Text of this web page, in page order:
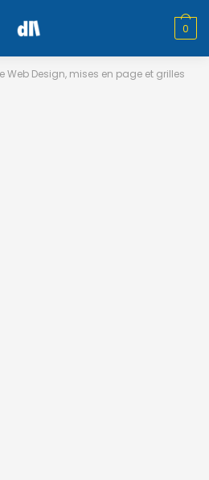
0
Web Design, mises en page et grilles